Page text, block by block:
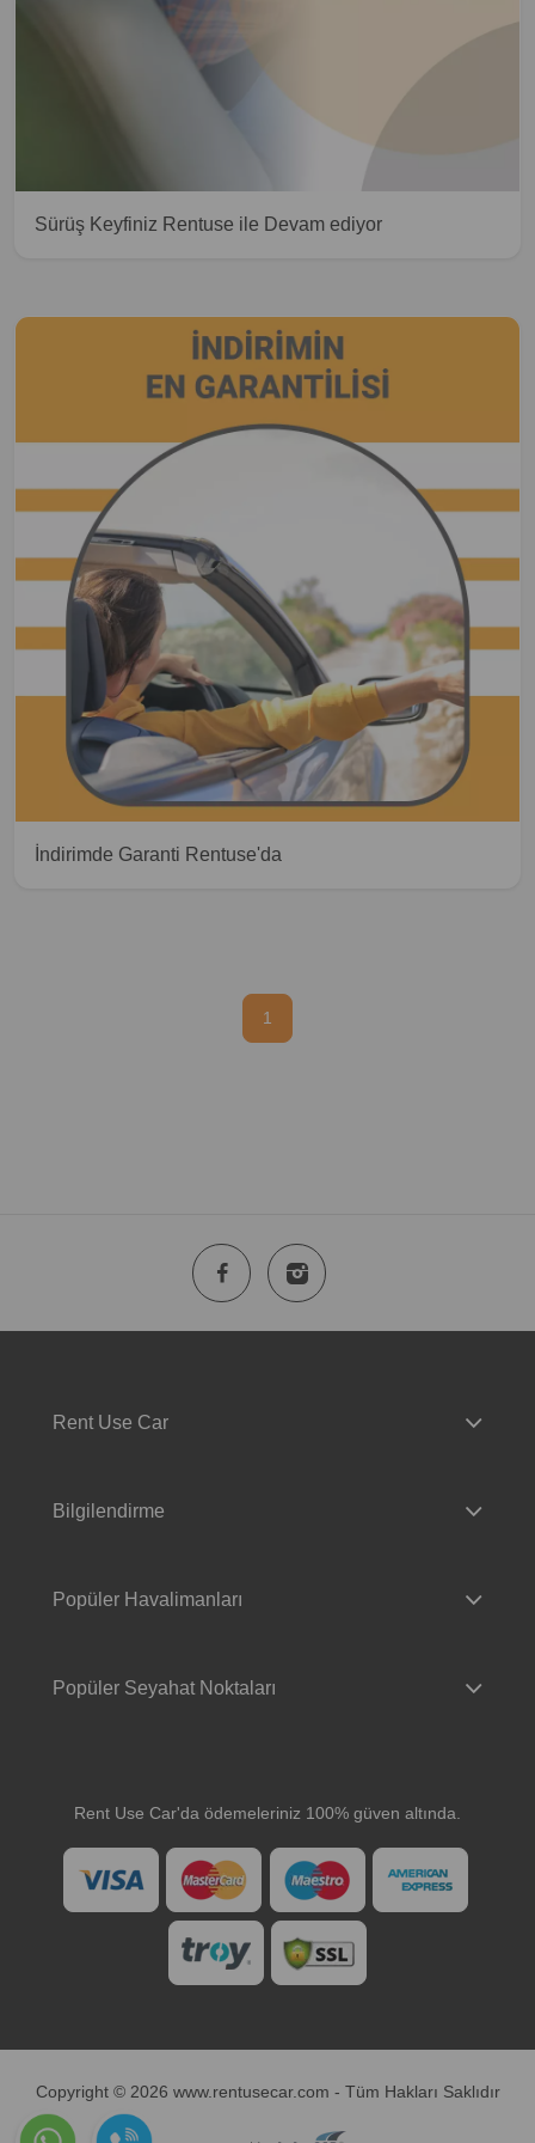
Sürüş Keyfiniz Rentuse ile Devam ediyor
İndirimde Garanti Rentuse'da
1
Rent Use Car
Bilgilendirme
Popüler Havalimanları
Popüler Seyahat Noktaları
Rent Use Car'da ödemeleriniz 100% güven altında.
Copyright © 2026 www.rentusecar.com - Tüm Hakları Saklıdır